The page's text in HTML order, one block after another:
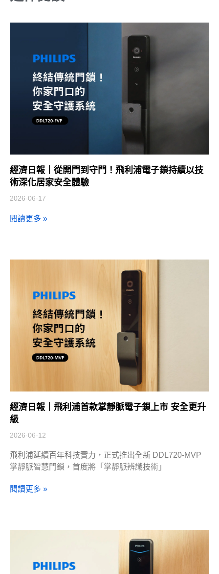
經濟日報｜從開門到守門！飛利浦電子鎖持續以技
術深化居家安全體驗
2026-06-17
閱讀更多 »
經濟日報｜飛利浦首款掌靜脈電子鎖上市 安全更升
級
2026-06-12
飛利浦延續百年科技實力，正式推出全新 DDL720-MVP
掌靜脈智慧門鎖，首度將「掌靜脈辨識技術」
閱讀更多 »